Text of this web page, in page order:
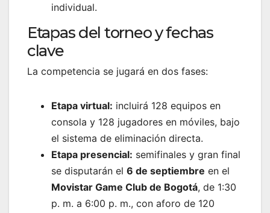
individual.
Etapas del torneo y fechas
clave
La competencia se jugará en dos fases:
Etapa virtual: incluirá 128 equipos en
consola y 128 jugadores en móviles, bajo
el sistema de eliminación directa.
Etapa presencial: semifinales y gran final
se disputarán el 6 de septiembre en el
Movistar Game Club de Bogotá, de 1:30
p. m. a 6:00 p. m., con aforo de 120